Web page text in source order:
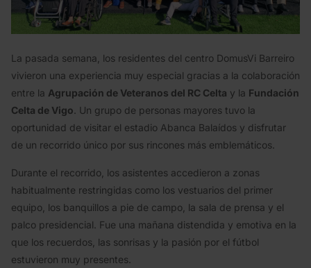
La pasada semana, los residentes del centro DomusVi Barreiro
vivieron una experiencia muy especial gracias a la colaboración
entre la Agrupación de Veteranos del RC Celta y la Fundación
Celta de Vigo . Un grupo de personas mayores tuvo la
oportunidad de visitar el estadio Abanca Balaídos y disfrutar
de un recorrido único por sus rincones más emblemáticos.
Durante el recorrido, los asistentes accedieron a zonas
habitualmente restringidas como los vestuarios del primer
equipo, los banquillos a pie de campo, la sala de prensa y el
palco presidencial. Fue una mañana distendida y emotiva en la
que los recuerdos, las sonrisas y la pasión por el fútbol
estuvieron muy presentes.